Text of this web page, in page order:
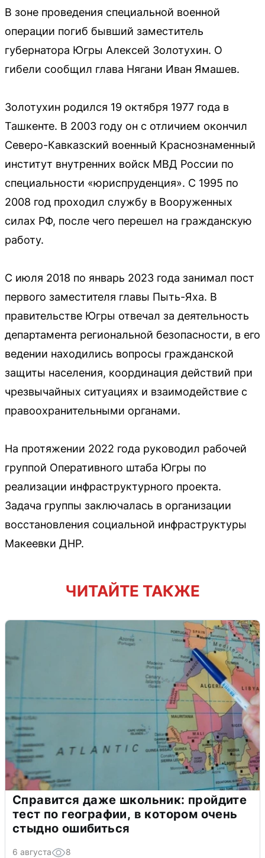
В зоне проведения специальной военной
операции погиб бывший заместитель
губернатора Югры Алексей Золотухин. О
гибели сообщил глава Нягани Иван Ямашев.
Золотухин родился 19 октября 1977 года в
Ташкенте. В 2003 году он с отличием окончил
Северо-Кавказский военный Краснознаменный
институт внутренних войск МВД России по
специальности «юриспруденция». С 1995 по
2008 год проходил службу в Вооруженных
силах РФ, после чего перешел на гражданскую
работу.
С июля 2018 по январь 2023 года занимал пост
первого заместителя главы Пыть-Яха. В
правительстве Югры отвечал за деятельность
департамента региональной безопасности, в его
ведении находились вопросы гражданской
защиты населения, координация действий при
чрезвычайных ситуациях и взаимодействие с
правоохранительными органами.
На протяжении 2022 года руководил рабочей
группой Оперативного штаба Югры по
реализации инфраструктурного проекта.
Задача группы заключалась в организации
восстановления социальной инфраструктуры
Макеевки ДНР.
ЧИТАЙТЕ ТАКЖЕ
Справится даже школьник: пройдите
тест по географии, в котором очень
стыдно ошибиться
6 августа 8